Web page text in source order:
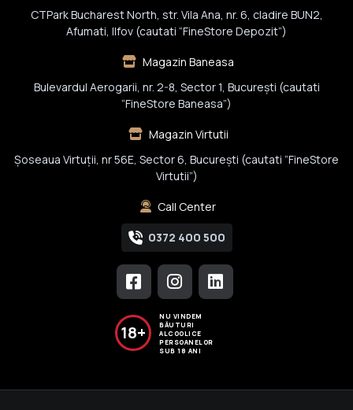
CTPark Bucharest North, str. Vila Ana, nr. 6, cladire BUN2,
Afumati, Ilfov (cautati “FineStore Depozit”)
Magazin Baneasa
Bulevardul Aerogarii, nr. 2-8, Sector 1, Bucureşti (cautati
“FineStore Baneasa”)
Magazin Virtutii
Șoseaua Virtuții, nr 56E, Sector 6, București (cautati “FineStore
Virtutii”)
Call Center
0372 400 500
18+
NU VINDEM
BĂUTURI
ALCOOLICE
PERSOANELOR
SUB 18 ANI